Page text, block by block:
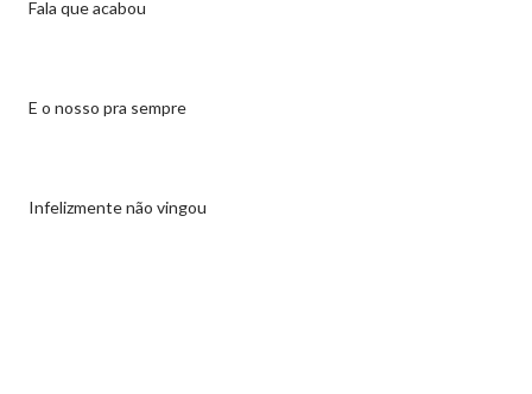
Fala que acabou
E o nosso pra sempre
Infelizmente não vingou